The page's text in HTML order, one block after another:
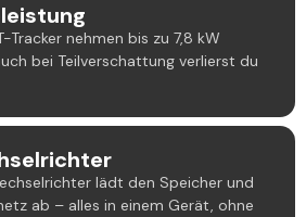
Tracker nehmen bis zu 7,8 kW
bei Teilverschattung verlierst du
lädt den Speicher und
ab – alles in einem Gerät, ohne